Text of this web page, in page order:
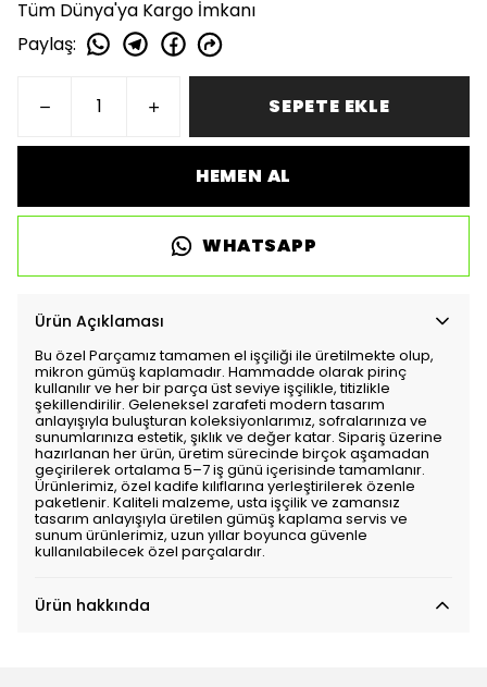
Tüm Dünya'ya Kargo İmkanı
Paylaş:
SEPETE EKLE
HEMEN AL
WHATSAPP
Ürün Açıklaması
Bu özel Parçamız tamamen el işçiliği ile üretilmekte olup,
mikron gümüş kaplamadır. Hammadde olarak pirinç
kullanılır ve her bir parça üst seviye işçilikle, titizlikle
şekillendirilir. Geleneksel zarafeti modern tasarım
anlayışıyla buluşturan koleksiyonlarımız, sofralarınıza ve
sunumlarınıza estetik, şıklık ve değer katar. Sipariş üzerine
hazırlanan her ürün, üretim sürecinde birçok aşamadan
geçirilerek ortalama 5–7 iş günü içerisinde tamamlanır.
Ürünlerimiz, özel kadife kılıflarına yerleştirilerek özenle
paketlenir. Kaliteli malzeme, usta işçilik ve zamansız
tasarım anlayışıyla üretilen gümüş kaplama servis ve
sunum ürünlerimiz, uzun yıllar boyunca güvenle
kullanılabilecek özel parçalardır.
Ürün hakkında